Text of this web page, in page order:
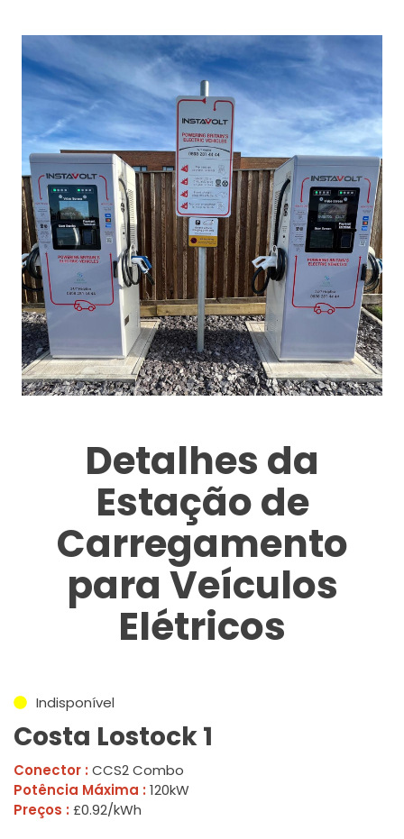
Detalhes da
Estação de
Carregamento
para Veículos
Elétricos
Indisponível
Costa Lostock 1
Conector : CCS2 Combo
Potência Máxima : 120kW
Preços : £0.92/kWh